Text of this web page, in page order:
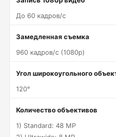
До 60 кадров/c
Замедленная съемка
960 кадров/c (1080p)
Угол широкоугольного
120°
Количество объективов
1) Standard: 48 MP